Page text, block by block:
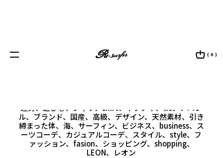
( 0 )
達男、遊び心、シャツ、shirt、ネクタイ、tie、アパレ
ル、ブランド、国産、高級、デザイン、天然素材、引き
締まった体、海、サーフィン、ビジネス、business、ス
ーツコーデ、カジュアルコーデ、スタイル、style、フ
ァッション、fasion、ショッピング、shopping、
LEON、レオン